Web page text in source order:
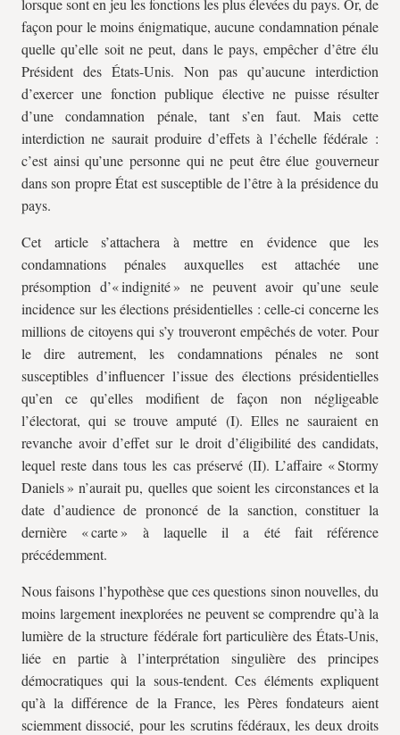
lorsque sont en jeu les fonctions les plus élevées du pays. Or, de
façon pour le moins énigmatique, aucune condamnation pénale
quelle qu’elle soit ne peut, dans le pays, empêcher d’être élu
Président des États-Unis. Non pas qu’aucune interdiction
d’exercer une fonction publique élective ne puisse résulter
d’une condamnation pénale, tant s’en faut. Mais cette
interdiction ne saurait produire d’effets à l’échelle fédérale :
c’est ainsi qu’une personne qui ne peut être élue gouverneur
dans son propre État est susceptible de l’être à la présidence du
pays.
Cet article s’attachera à mettre en évidence que les
condamnations pénales auxquelles est attachée une
présomption d’« indignité » ne peuvent avoir qu’une seule
incidence sur les élections présidentielles : celle-ci concerne les
millions de citoyens qui s’y trouveront empêchés de voter. Pour
le dire autrement, les condamnations pénales ne sont
susceptibles d’influencer l’issue des élections présidentielles
qu’en ce qu’elles modifient de façon non négligeable
l’électorat, qui se trouve amputé (I). Elles ne sauraient en
revanche avoir d’effet sur le droit d’éligibilité des candidats,
lequel reste dans tous les cas préservé (II). L’affaire « Stormy
Daniels » n’aurait pu, quelles que soient les circonstances et la
date d’audience de prononcé de la sanction, constituer la
dernière « carte » à laquelle il a été fait référence
précédemment.
Nous faisons l’hypothèse que ces questions sinon nouvelles, du
moins largement inexplorées ne peuvent se comprendre qu’à la
lumière de la structure fédérale fort particulière des États-Unis,
liée en partie à l’interprétation singulière des principes
démocratiques qui la sous-tendent. Ces éléments expliquent
qu’à la différence de la France, les Pères fondateurs aient
sciemment dissocié, pour les scrutins fédéraux, les deux droits